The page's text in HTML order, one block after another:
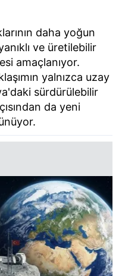
daha yoğun
ve üretilebilir
amaçlanıyor.
yalnızca uzay
sürdürülebilir
da yeni